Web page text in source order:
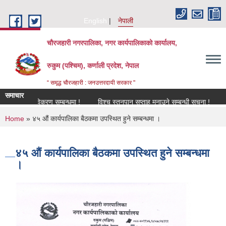
English
नेपाली
चौरजहारी नगरपालिका, नगर कार्यपालिकाको कार्यालय,
रुकुम (पश्चिम), कर्णाली प्रदेश, नेपाल
“ समृद्ध चौरजहारी : जनउत्तरदायी सरकार "
समाचार
नविकरण सम्बन्धमा !
विश्च स्तनपान सप्ताह मनाउने सम्बन्धी सूचना !
You are here
Home » ४५ औं कार्यपालिका बैठकमा उपस्थित हुने सम्बन्धमा ।
४५ औं कार्यपालिका बैठकमा उपस्थित हुने सम्बन्धमा
।